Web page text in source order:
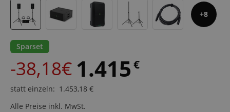
8
Sparset
-38,18€ 1.415 €
statt einzeln: 1.453,18 €
Alle Preise inkl. MwSt.